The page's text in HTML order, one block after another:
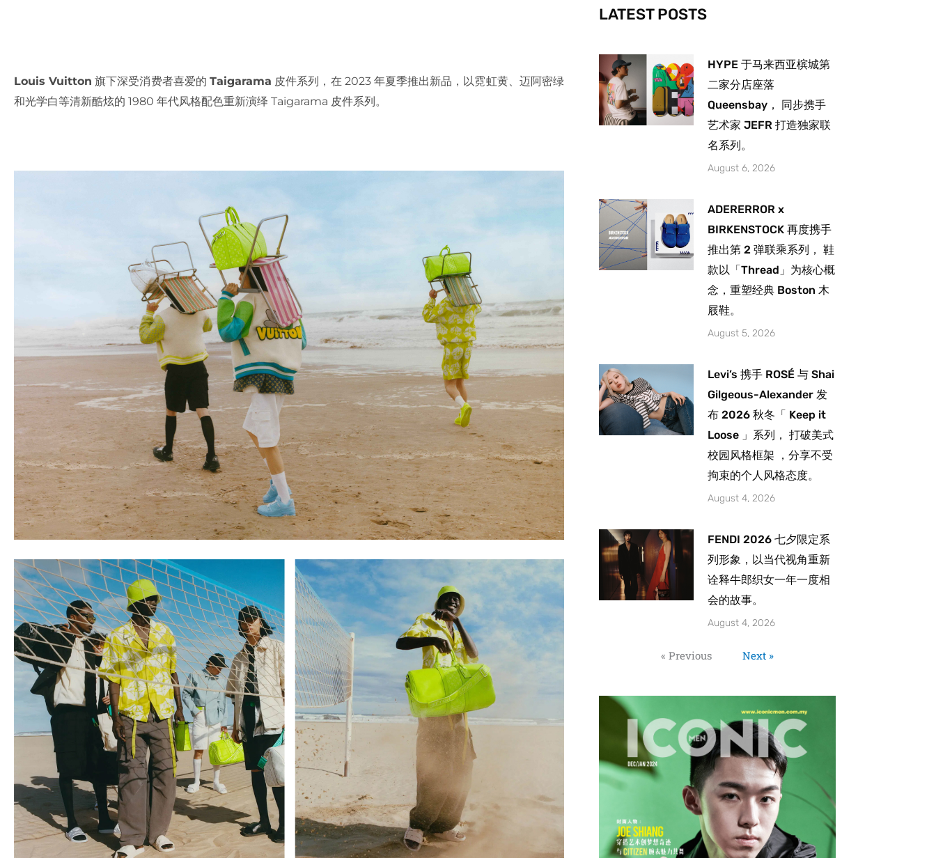
Louis Vuitton 旗下深受消费者喜爱的Taigarama 皮件系列，在 2023 年夏季推出新品，以霓虹黄、迈阿密绿
和光学白等清新酷炫的 1980 年代风格配色重新演绎 Taigarama 皮件系列。
-
f
m
LATEST POSTS
HYPE 于马来西亚槟城第
二家分店座落
Queensbay， 同步携手
艺术家 JEFR 打造独家联
名系列。
August 6, 2026
ADERERROR x
BIRKENSTOCK 再度携手
推出第 2 弹联乘系列， 鞋
款以「Thread」为核心概
念，重塑经典 Boston 木
屐鞋。
August 5, 2026
Levi’s 携手 ROSÉ 与 Shai
Gilgeous-Alexander 发
布 2026 秋冬「 Keep it
Loose 」系列， 打破美式
校园风格框架 ，分享不受
拘束的个人风格态度。
August 4, 2026
FENDI 2026 七夕限定系
列形象，以当代视角重新
诠释牛郎织女一年一度相
会的故事。
August 4, 2026
« Previous Next »